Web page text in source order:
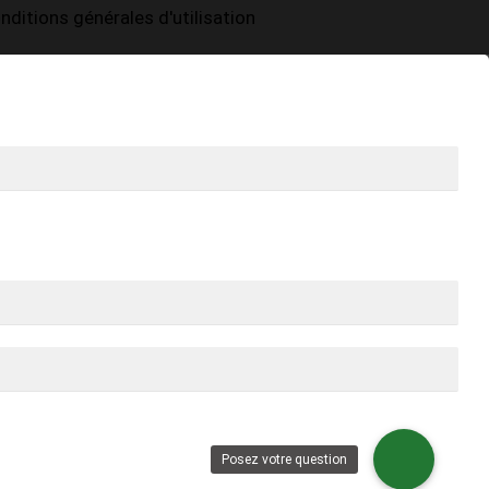
Posez votre question
générales d'utilisation